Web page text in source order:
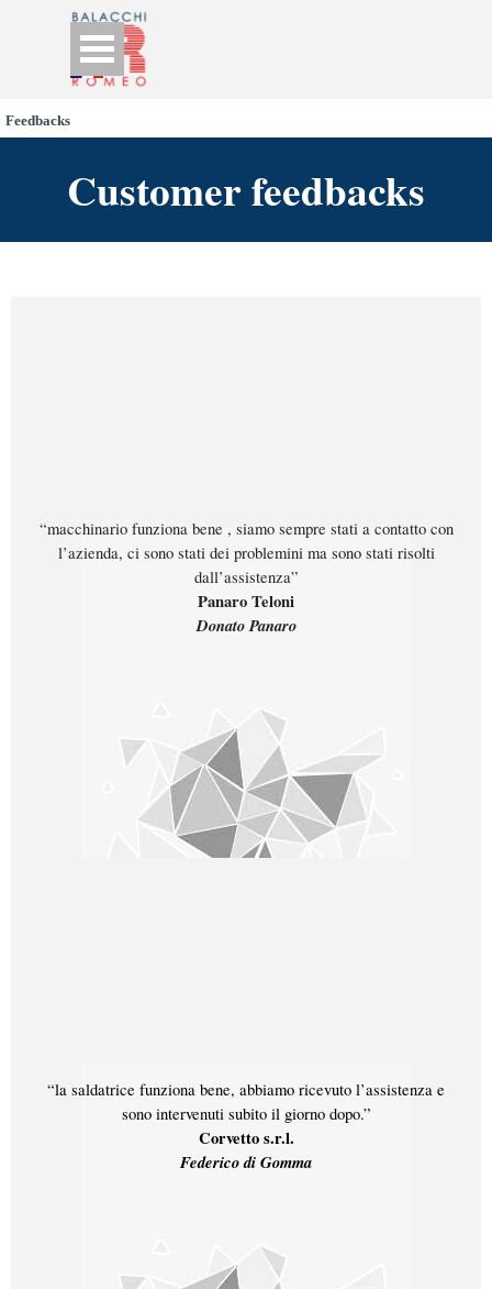
Go to content
Skip menu
Feedbacks
Customer feedbacks
“macchinario funziona bene , siamo sempre stati a contatto con
l’azienda, ci sono stati dei problemini ma sono stati risolti
dall’assistenza”
Panaro Teloni
Donato Panaro
“la saldatrice funziona bene, abbiamo ricevuto l’assistenza e
sono intervenuti subito il giorno dopo.”
Corvetto s.r.l.
Federico di Gomma